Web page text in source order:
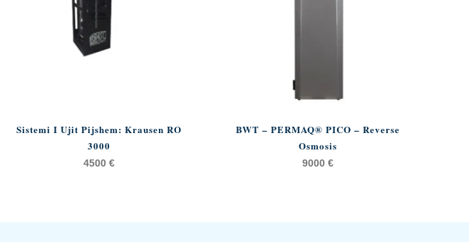
Sistemi I Ujit Pijshem: Krausen RO
3000
4500€
BWT – PERMAQ® PICO – Reverse
Osmosis
9000€